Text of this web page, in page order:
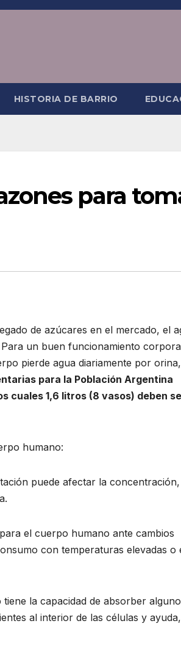
HISTORIA DE BARRIO
para
de azúcares en el mercado, el
un buen funcionamiento
pierde agua diariamente por orina,
para la Población Argentina
cuales 1,6 litros (8 vasos) deben
humano:
puede afectar la
el cuerpo humano ante cambios
con temperaturas elevadas o
la capacidad de absorber
al interior de las células y